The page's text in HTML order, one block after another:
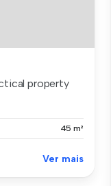
property
45 m²
Ver mais